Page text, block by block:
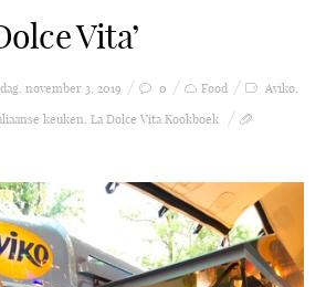
Vita’
november 3, 2019 0 Food Aviko,
keuken, La Dolce Vita Kookboek